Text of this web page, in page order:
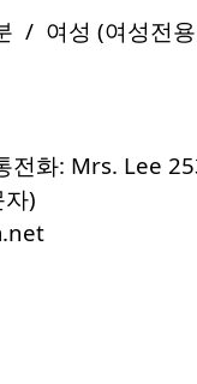
/ 여성 (여성전
화: Mrs. Lee
)